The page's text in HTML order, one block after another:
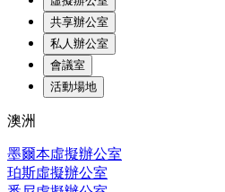
共享辦公室
私人辦公室
會議室
活動場地
澳洲
墨爾本虛擬辦公室
珀斯虛擬辦公室